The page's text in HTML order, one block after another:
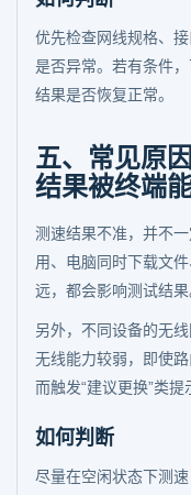
优先检查网线规格、
是否异常。若有条件
结果是否恢复正常。
五、常见原
结果被终端
测速结果不准，并不
用、电脑同时下载文
远，都会影响测试结果
另外，不同设备的无
无线能力较弱，即使
而触发“建议更换”类提
如何判断
尽量在空闲状态下测